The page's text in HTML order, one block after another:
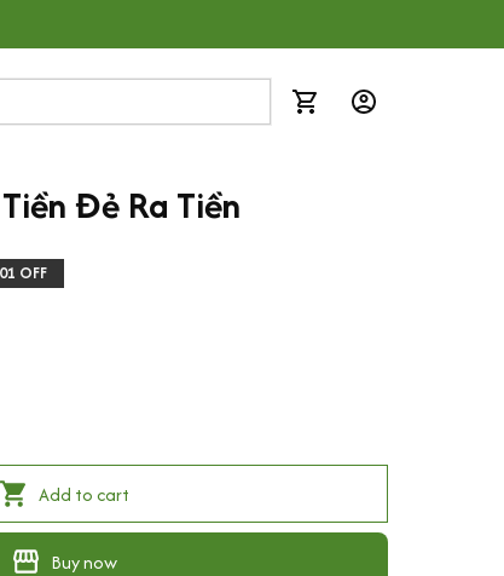
Đẻ Ra Tiền
OFF
Add to cart
Buy now